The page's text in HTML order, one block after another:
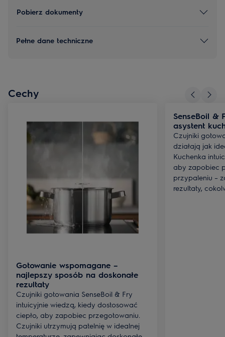
Pobierz dokumenty
Pełne dane techniczne
Cechy
Gotowanie wspomagane –
najlepszy sposób na doskonałe
rezultaty
Czujniki gotowania SenseBoil & Fry
intuicyjnie wiedzą, kiedy dostosować
ciepło, aby zapobiec przegotowaniu.
Czujniki utrzymują patelnię w idealnej
SenseBoil &
asystent
Czujniki
działają jak
Kuchenka
aby zapobiec
przypaleniu –
rezultaty,